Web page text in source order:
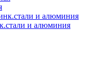
и алюминия